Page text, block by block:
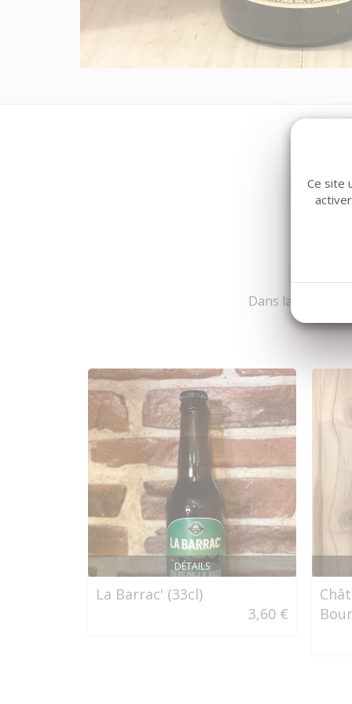
Dans la même
DÉTAILS
La Barrac' (33cl)
3,60 €
Ce site